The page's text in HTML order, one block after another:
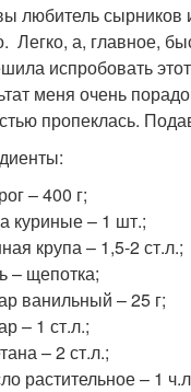
любитель сырников
Легко, а, главное,
испробовать
меня очень
пропеклась.
– 400 г;
куриные – 1 шт.;
крупа – 1,5-2 ст.л.;
– щепотка;
ванильный – 25 г;
– 1 ст.л.;
– 2 ст.л.;
растительное – 1